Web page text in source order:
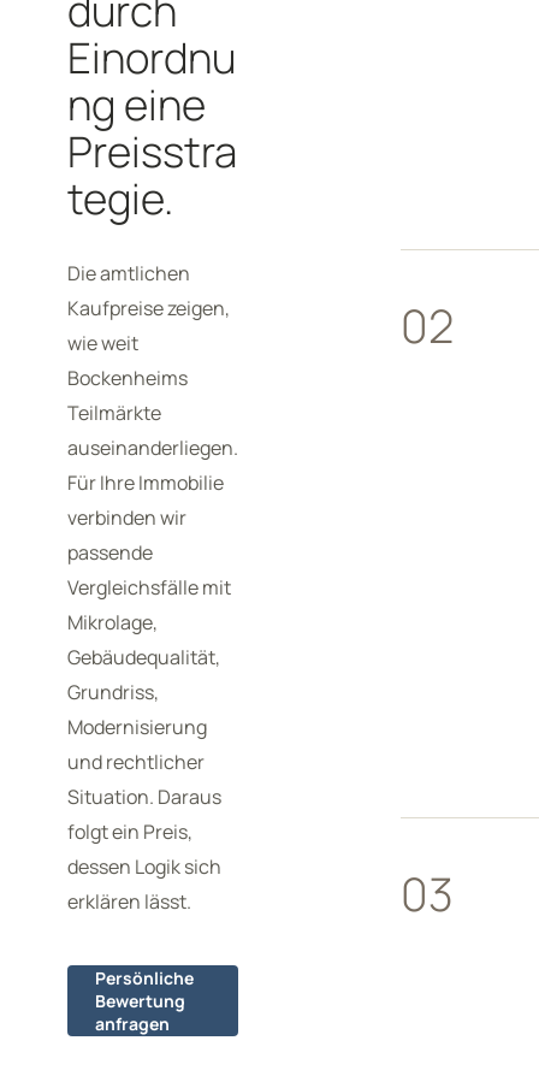
Einordnu
ng eine
Preisstra
tegie.
Die amtlichen
Kaufpreise zeigen,
wie weit
Bockenheims
Teilmärkte
auseinanderliegen.
Für Ihre Immobilie
verbinden wir
passende
Vergleichsfälle mit
Mikrolage,
Gebäudequalität,
Grundriss,
Modernisierung
und rechtlicher
Situation. Daraus
folgt ein Preis,
dessen Logik sich
erklären lässt.
Persönliche
Bewertung
anfragen
02
03